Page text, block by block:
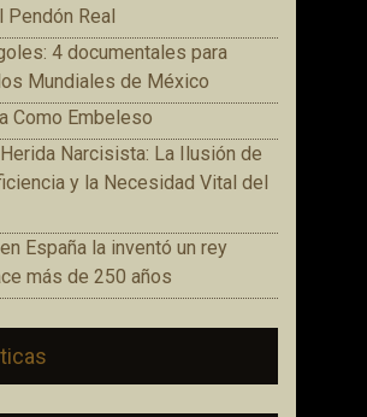
Pendón Real
4 documentales para
Mundiales de México
Como Embeleso
Narcisista: La Ilusión de
y la Necesidad Vital del
España la inventó un rey
más de 250 años